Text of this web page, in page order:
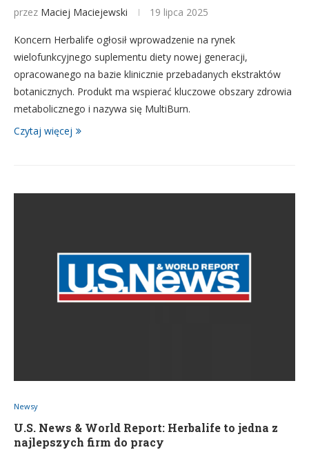
przez Maciej Maciejewski 19 lipca 2025
Koncern Herbalife ogłosił wprowadzenie na rynek
wielofunkcyjnego suplementu diety nowej generacji,
opracowanego na bazie klinicznie przebadanych ekstraktów
botanicznych. Produkt ma wspierać kluczowe obszary zdrowia
metabolicznego i nazywa się MultiBurn.
Czytaj więcej
Newsy
U.S. News & World Report: Herbalife to jedna z
najlepszych firm do pracy